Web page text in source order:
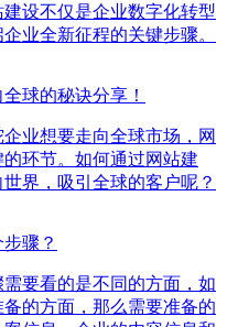
设不仅是企业数字化转型
业全新征程的关键步骤。
球的秘诀分享！
业想要走向全球市场，网
环节。如何通过网站建
界，吸引全球的客户呢？
骤？
要看的是不同的方面，如
的方面，那么需要准备的